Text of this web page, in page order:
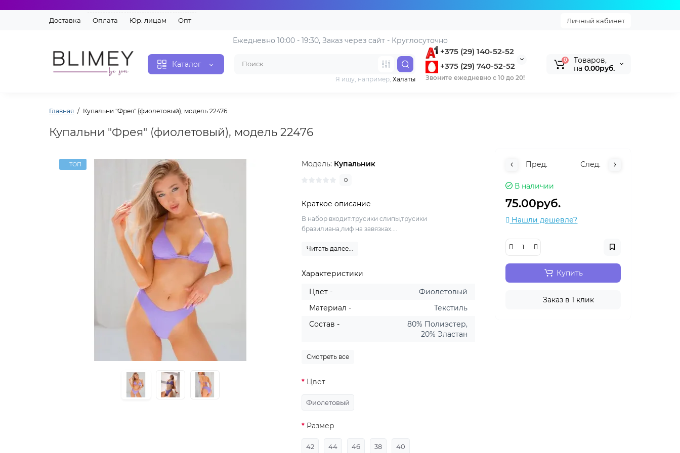
Доставка Оплата Юр. лицам Опт Личный кабинет
Каталог
Ежедневно 10:00 - 19:30, Заказ через сайт - Круглосуточно
+375 (29) 140-52-52
+375 (29) 740-52-52
Звоните ежедневно с 10 до 20!
Я ищу, например, Халаты
0
Tоваров,
на 0.00руб.
Главная Купальни "Фрея" (фиолетовый), модель 22476
Купальни "Фрея" (фиолетовый), модель 22476
ТОП Модель: Купальник
0
Краткое описание
В набор входит:трусики слипы,трусики
бразилиана,лиф на завязках....
Читать далее...
Характеристики
Цвет -
Фиолетовый
Материал -
Текстиль
Состав -
80% Полиэстер,
20% Эластан
Смотреть все
Цвет
Фиолетовый
Размер
42 44 46 38 40
Пред. След.
В наличии
75.00руб.
Нашли дешевле?
Купить
Заказ в 1 клик